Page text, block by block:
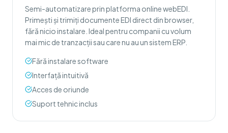
Semi-automatizare prin platforma online webEDI.
Primești și trimiți documente EDI direct din browser,
fără nicio instalare. Ideal pentru companii cu volum
mai mic de tranzacții sau care nu au un sistem ERP.
Fără instalare software
Interfață intuitivă
Acces de oriunde
Suport tehnic inclus